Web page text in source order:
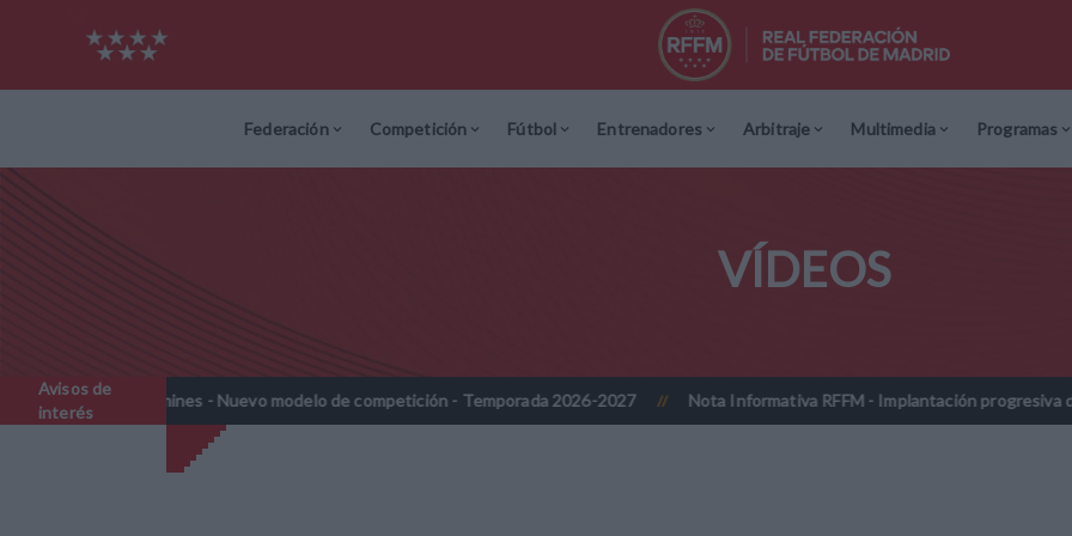
Federación Competición Fútbol Entrenadores Arbitraje Multimedia Programas
VÍDEOS
Avisos de
interés
- Nuevo modelo de competición - Temporada 2026-2027 // Nota Informativa RFFM - Implantación progresiva de la firma